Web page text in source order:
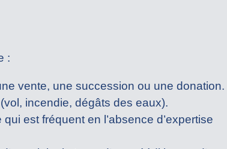
:
vente, une succession ou une donation.
incendie, dégâts des eaux).
qui est fréquent en l’absence d’expertise